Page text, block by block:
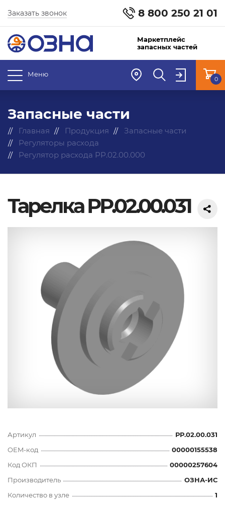
8 800 250 21 01
Заказать звонок
Маркетплейс
запасных частей
Меню
0
Запасные части
Главная Продукция
Запасные части
Регуляторы расхода
Регулятор расхода РР.02.00.000
Тарелка РР.02.00.031
Артикул
РР.02.00.031
OEM-код
00000155538
Код ОКП
00000257604
Производитель
ОЗНА-ИС
Количество в узле
1